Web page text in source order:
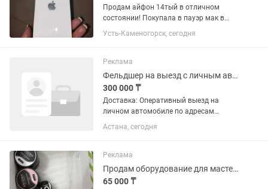
Продам айфон 14тый в отличном
состоянии! Покупала в пауэр мак в
2024году в ноябре за 410тыс тенге не
вскрывался пользовалась аккуратно
Продаю с оригинальной...
Усть-Каменогорск, сегодня
Реклама
Фельдшер на выезд с личным авто
300 000 ₸
Доставка: Оперативный выезд на
личном автомобиле по адресам
клиентов (в пределах
города).Установка: Сборка,
фототерапевтической лампы для
лечения желтухи у...
Астана, сегодня
Реклама
Продам оборудование для мастеров маникюра
65 000 ₸